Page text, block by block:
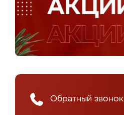
Обратный звонок